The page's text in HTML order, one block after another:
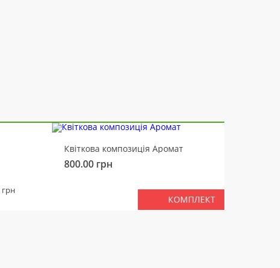
Квіткова композиція Аромат
800.00 грн
грн
КОМПЛЕКТ